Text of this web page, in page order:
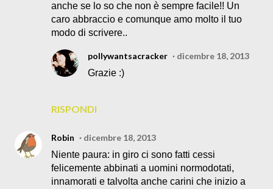
anche se lo so che non è sempre facile!! Un
caro abbraccio e comunque amo molto il tuo
modo di scrivere..
RISPONDI
pollywantsacracker
dicembre 18, 2013
Grazie :)
Robin
dicembre 18, 2013
Niente paura: in giro ci sono fatti cessi
felicemente abbinati a uomini normodotati,
innamorati e talvolta anche carini che inizio a